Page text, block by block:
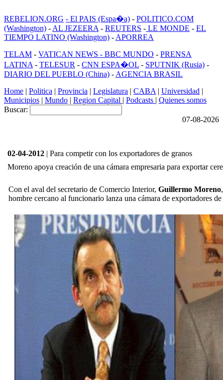
REBELION.ORG - El PAIS (Espa�a) - POLITICO.COM
(Washington) - AL JEZEERA - REUTERS - LE MONDE - EL
TIEMPO LATINO (Washington) - APORREA
TELAM - VATICAN NEWS - BBC MUNDO - PRENSA
LATINA - TELESUR - CNN ESPA�OL - SPUTNIK (Rusia) -
DIARIO DEL PUEBLO (China) - AGENCIA BRASIL
Home | Politica | Provincia | Legislatura | CABA | Universidad |
Municipios | Mundo | Region Capital | Podcasts | Quienes somos
Buscar:
07-08-2026
02-04-2012 | Para competir con los exportadores de granos
Moreno apoya creación de una cámara empresaria para exportar
Con el aval del secretario de Comercio Interior, Guillermo Moreno
hombre cercano al funcionario lanza una cámara de exportadores de